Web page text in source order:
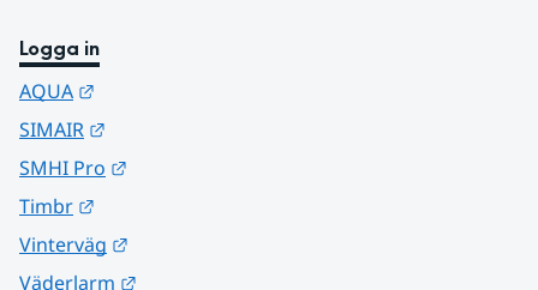
Logga in
AQUA
SIMAIR
SMHI Pro
Timbr
Vinterväg
Väderlarm